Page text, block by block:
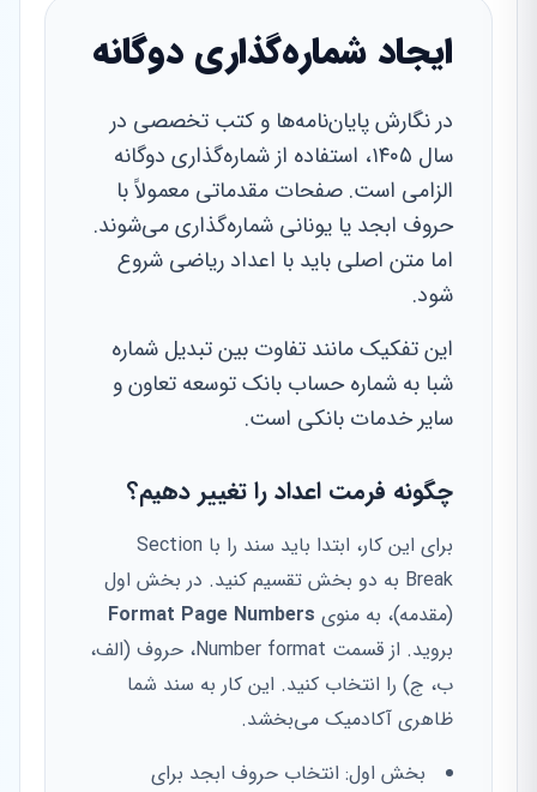
ایجاد شماره‌گذاری دوگانه
در نگارش پایان‌نامه‌ها و کتب تخصصی در
سال ۱۴۰۵، استفاده از شماره‌گذاری دوگانه
الزامی است. صفحات مقدماتی معمولاً با
حروف ابجد یا یونانی شماره‌گذاری می‌شوند.
اما متن اصلی باید با اعداد ریاضی شروع
شود.
این تفکیک مانند تفاوت بین تبدیل شماره
شبا به شماره حساب بانک توسعه تعاون و
سایر خدمات بانکی است.
چگونه فرمت اعداد را تغییر دهیم؟
برای این کار، ابتدا باید سند را با Section
Break به دو بخش تقسیم کنید. در بخش اول
(مقدمه)، به منوی Format Page Numbers
بروید. از قسمت Number format، حروف (الف،
ب، ج) را انتخاب کنید. این کار به سند شما
ظاهری آکادمیک می‌بخشد.
بخش اول: انتخاب حروف ابجد برای